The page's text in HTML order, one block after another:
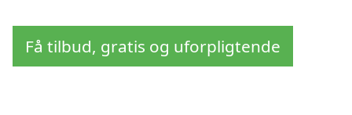
Få tilbud, gratis og uforpligtende